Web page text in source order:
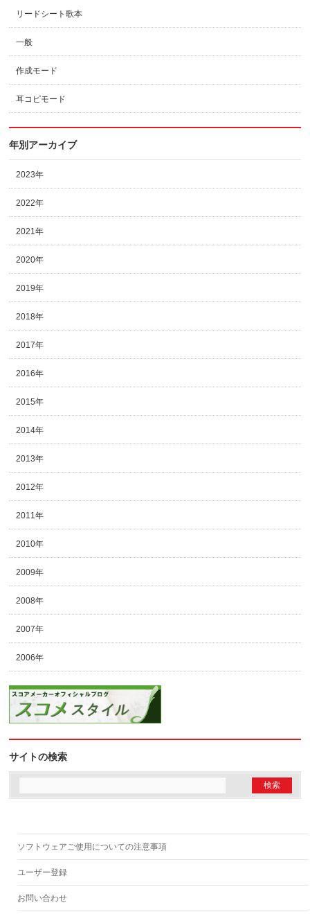
リードシート歌本
一般
作成モード
耳コピモード
年別アーカイブ
2023年
2022年
2021年
2020年
2019年
2018年
2017年
2016年
2015年
2014年
2013年
2012年
2011年
2010年
2009年
2008年
2007年
2006年
サイトの検索
ソフトウェアご使用についての注意事項
ユーザー登録
お問い合わせ